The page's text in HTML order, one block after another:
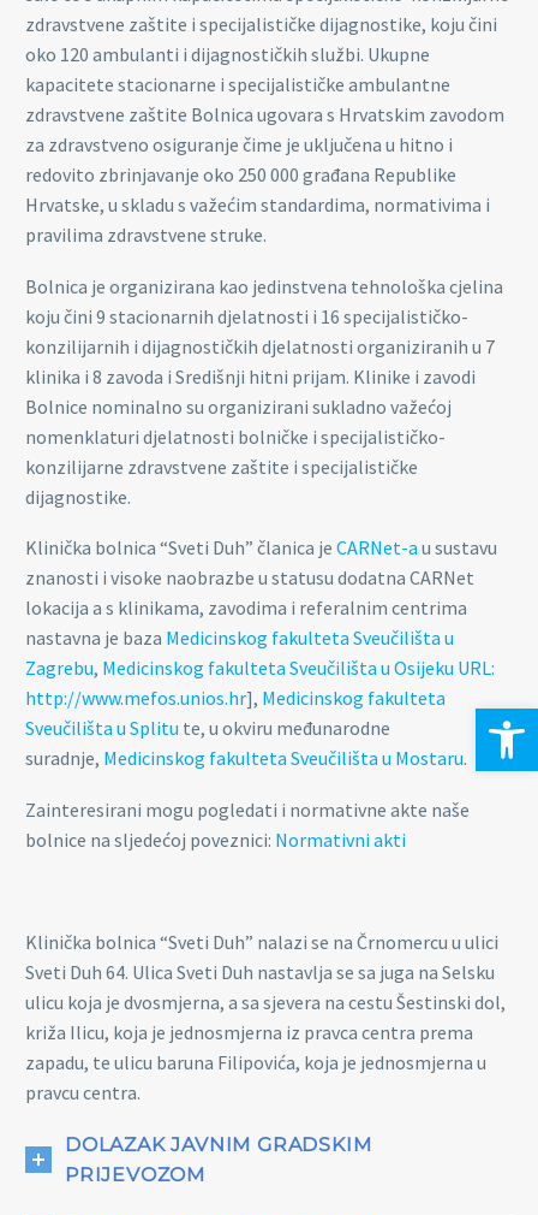
zdravstvene zaštite i specijalističke dijagnostike, koju čini
oko 120 ambulanti i dijagnostičkih službi. Ukupne
kapacitete stacionarne i specijalističke ambulantne
zdravstvene zaštite Bolnica ugovara s Hrvatskim zavodom
za zdravstveno osiguranje čime je uključena u hitno i
redovito zbrinjavanje oko 250 000 građana Republike
Hrvatske, u skladu s važećim standardima, normativima i
pravilima zdravstvene struke.
Bolnica je organizirana kao jedinstvena tehnološka cjelina
koju čini 9 stacionarnih djelatnosti i 16 specijalističko-
konzilijarnih i dijagnostičkih djelatnosti organiziranih u 7
klinika i 8 zavoda i Središnji hitni prijam. Klinike i zavodi
Bolnice nominalno su organizirani sukladno važećoj
nomenklaturi djelatnosti bolničke i specijalističko-
konzilijarne zdravstvene zaštite i specijalističke
dijagnostike.
Klinička bolnica “Sveti Duh” članica je CARNet-a u sustavu
znanosti i visoke naobrazbe u statusu dodatna CARNet
lokacija a s klinikama, zavodima i referalnim centrima
nastavna je baza Medicinskog fakulteta Sveučilišta u
Zagrebu, Medicinskog fakulteta Sveučilišta u Osijeku URL:
http://www.mefos.unios.hr], Medicinskog fakulteta
Sveučilišta u Splitu te, u okviru međunarodne
suradnje, Medicinskog fakulteta Sveučilišta u Mostaru.
Zainteresirani mogu pogledati i normativne akte naše
bolnice na sljedećoj poveznici: Normativni akti
Klinička bolnica “Sveti Duh” nalazi se na Črnomercu u ulici
Sveti Duh 64. Ulica Sveti Duh nastavlja se sa juga na Selsku
ulicu koja je dvosmjerna, a sa sjevera na cestu Šestinski dol,
križa Ilicu, koja je jednosmjerna iz pravca centra prema
zapadu, te ulicu baruna Filipovića, koja je jednosmjerna u
pravcu centra.
DOLAZAK JAVNIM GRADSKIM
PRIJEVOZOM